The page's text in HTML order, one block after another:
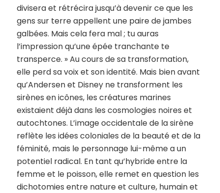
divisera et rétrécira jusqu’à devenir ce que les
gens sur terre appellent une paire de jambes
galbées. Mais cela fera mal ; tu auras
l’impression qu’une épée tranchante te
transperce. » Au cours de sa transformation,
elle perd sa voix et son identité. Mais bien avant
qu’Andersen et Disney ne transforment les
sirènes en icônes, les créatures marines
existaient déjà dans les cosmologies noires et
autochtones. L’image occidentale de la sirène
reflète les idées coloniales de la beauté et de la
féminité, mais le personnage lui-même a un
potentiel radical. En tant qu’hybride entre la
femme et le poisson, elle remet en question les
dichotomies entre nature et culture, humain et